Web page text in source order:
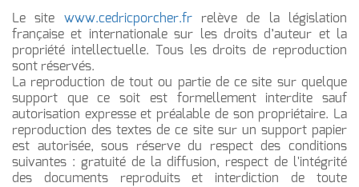
Le site www.cedricporcher.frrelève de la législation
française et internationale sur les droits d’auteur et la
propriété intellectuelle. Tous les droits de reproduction
sont réservés.
La reproduction de tout ou partie de ce site sur quelque
support que ce soit est formellement interdite sauf
autorisation expresse et préalable de son propriétaire. La
reproduction des textes de ce site sur un support papier
est autorisée, sous réserve du respect des conditions
suivantes : gratuité de la diffusion, respect de l'intégrité
des documents reproduits et interdiction de toute